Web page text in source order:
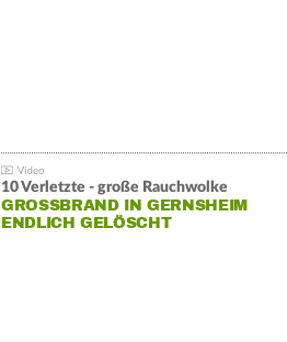
10 Verletzte - große Rauchwolke
GROSSBRAND IN GERNSHEIM E
NDLICH GELÖSCHT